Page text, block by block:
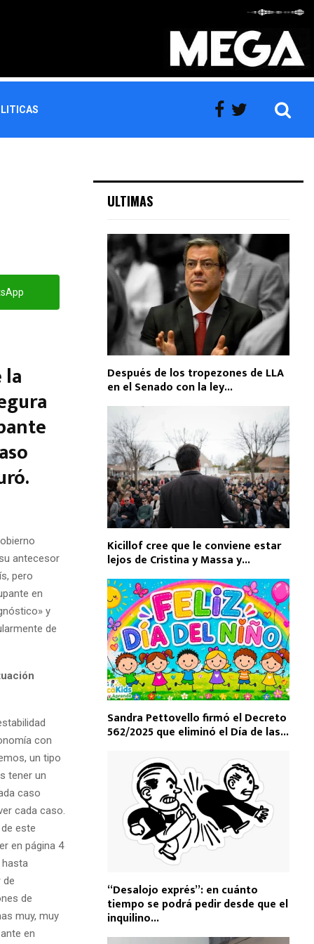
antecesor
pero
en
y
de
con
un tipo
tener un
caso
cada caso.
este
en página 4
de
de
muy, muy
en
ULTIMAS
Después de los tropezones de LLA
en el Senado con la ley...
Kicillof cree que le conviene estar
lejos de Cristina y Massa y...
Sandra Pettovello firmó el Decreto
562/2025 que eliminó el Día de las...
“Desalojo exprés”: en cuánto
tiempo se podrá pedir desde que el
inquilino...